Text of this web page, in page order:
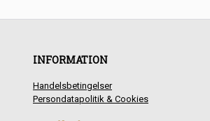
INFORMATION
Handelsbetingelser
Persondatapolitik & Cookies